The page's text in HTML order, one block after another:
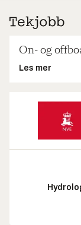
On- og
Les mer